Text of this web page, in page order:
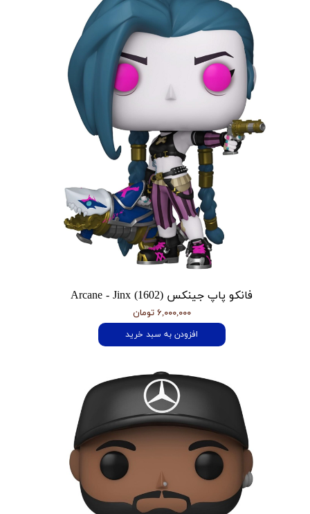
فانکو پاپ جینکس Arcane - Jinx (1602)
۶,۰۰۰,۰۰۰ تومان
افزودن به سبد خرید